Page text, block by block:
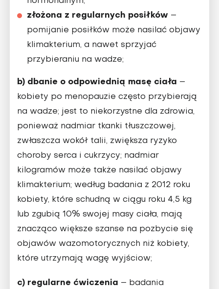
złożona z regularnych posiłków –
pomijanie posiłków może nasilać objawy
klimakterium, a nawet sprzyjać
przybieraniu na wadze;
b) dbanie o odpowiednią masę ciała –
kobiety po menopauzie często przybierają
na wadze; jest to niekorzystne dla zdrowia,
ponieważ nadmiar tkanki tłuszczowej,
zwłaszcza wokół talii, zwiększa ryzyko
choroby serca i cukrzycy; nadmiar
kilogramów może także nasilać objawy
klimakterium; według badania z 2012 roku
kobiety, które schudną w ciągu roku 4,5 kg
lub zgubią 10% swojej masy ciała, mają
znacząco większe szanse na pozbycie się
objawów wazomotorycznych niż kobiety,
które utrzymają wagę wyjściow;
c) regularne ćwiczenia – badania